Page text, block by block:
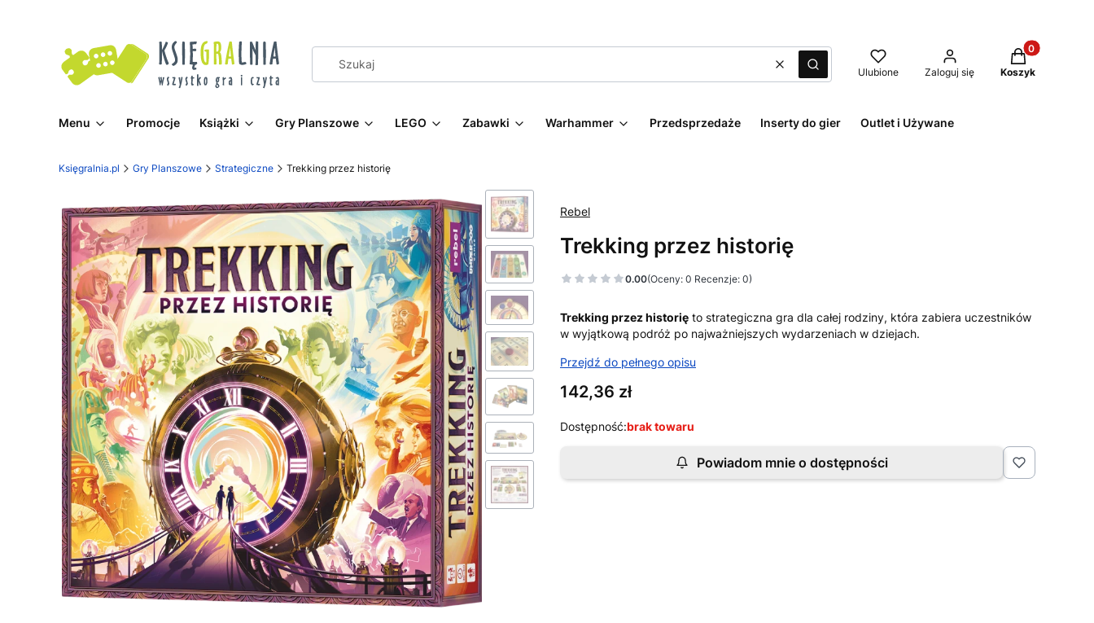
WyczyśćSzukaj Ulubione Zaloguj się
Produkty w
Koszyk
Menu Promocje Książki Gry Planszowe LEGO Zabawki Warhammer Przedsprzedaże Inserty do gier Outlet i Używane
Księgralnia.pl Gry Planszowe Strategiczne Trekking przez historię
Rebel
Trekking przez historię
0.00(Oceny: 0 Recenzje: 0)
Trekking przez historię to strategiczna gra dla całej rodziny, która zabiera uczestników
w wyjątkową podróż po najważniejszych wydarzeniach w dziejach.
Przejdź do pełnego opisu
Cena
142,36 zł
Dostępność:brak towaru
Powiadom mnie o dostępności